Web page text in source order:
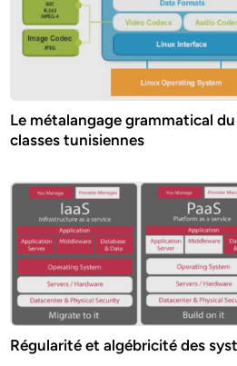
Le métalangage grammatical
classes tunisiennes
Régularité et algébricité des